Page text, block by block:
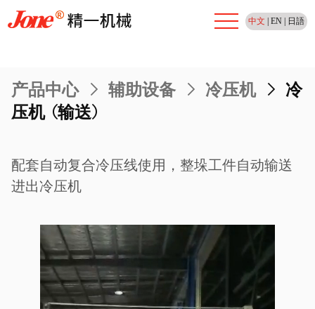
中文 EN| 日語
产品中心 > 辅助设备 > 冷压机 >
冷
压机 (输送)
配套自动复合冷压线使用，整垛工件自动输送
进出冷压机